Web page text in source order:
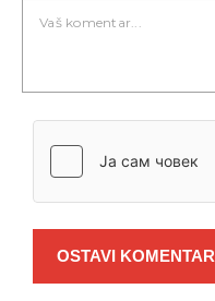
OSTAVI KOMENTAR